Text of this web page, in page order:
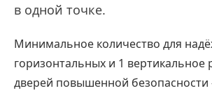
в одной точке.
Минимальное количество для
горизонтальных и 1 вертикальное
дверей повышенной